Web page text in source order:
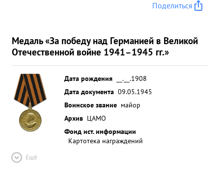
Поделиться
Медаль «За победу над Германией в Великой
Отечественной войне 1941–1945 гг.»
Дата рождения
__.__.1908
Дата документа 09.05.1945
Воинское звание майор
Архив ЦАМО
Фонд ист. информации
Картотека награждений
Ещё